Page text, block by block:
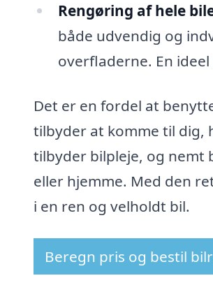
Rengøring af hele
både udvendig og
overfladerne. En
Det er en fordel at
tilbyder at komme til dig,
tilbyder bilpleje, og nemt
eller hjemme. Med den
i en ren og velholdt bil.
Beregn pris og bestil